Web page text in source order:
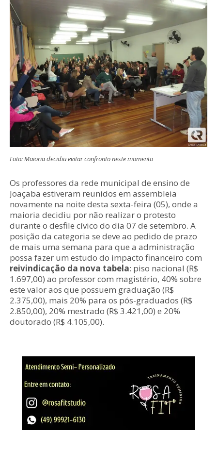
Foto: Maioria decidiu evitar confronto neste momento
Os professores da rede municipal de ensino de
Joaçaba estiveram reunidos em assembleia
novamente na noite desta sexta-feira (05), onde a
maioria decidiu por não realizar o protesto
durante o desfile cívico do dia 07 de setembro. A
posição da categoria se deve ao pedido de prazo
de mais uma semana para que a administração
possa fazer um estudo do impacto financeiro com
reivindicação da nova tabela: piso nacional (R$
1.697,00) ao professor com magistério, 40% sobre
este valor aos que possuem graduação (R$
2.375,00), mais 20% para os pós-graduados (R$
2.850,00), 20% mestrado (R$ 3.421,00) e 20%
doutorado (R$ 4.105,00).